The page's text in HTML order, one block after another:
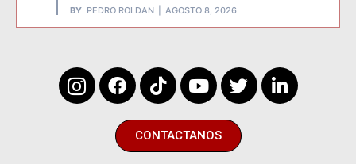
BY PEDRO ROLDAN AGOSTO 8, 2026
CONTACTANOS